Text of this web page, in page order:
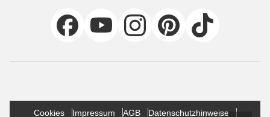
Cookies Impressum AGB Datenschutzhinweise